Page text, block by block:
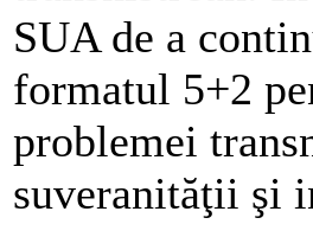
SUA de a
formatul 5+2
problemei
suveranităţii şi